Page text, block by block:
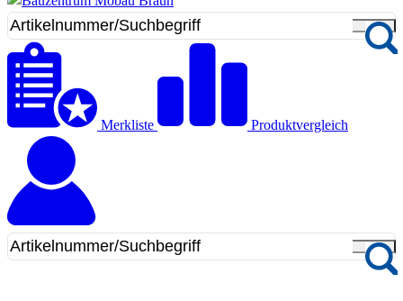
Merkliste Produktvergleich